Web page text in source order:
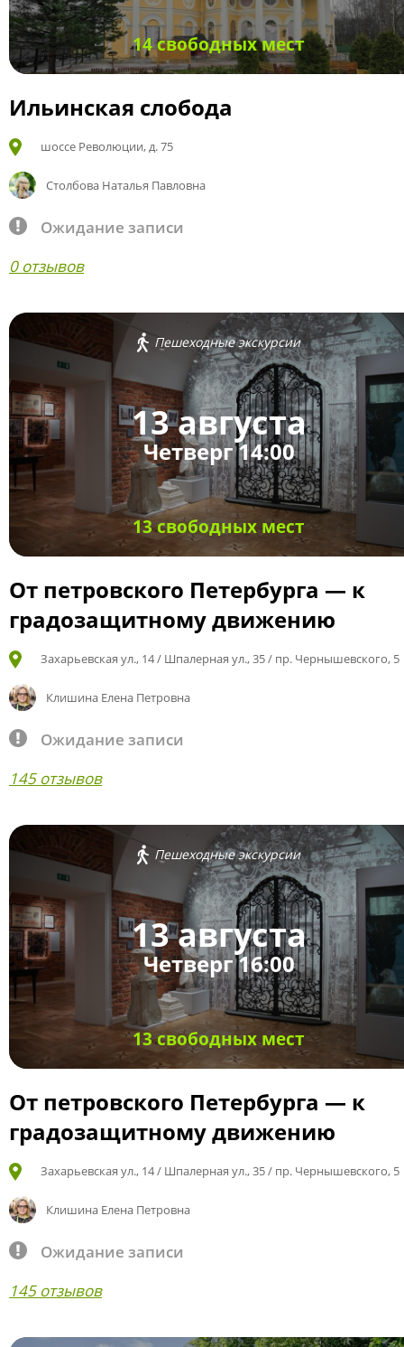
14 свободных мест
Ильинская слобода
шоссе Революции, д. 75
Столбова Наталья Павловна
Ожидание записи
0 отзывов
Пешеходные экскурсии
13 августа
Четверг 14:00
13 свободных мест
От петровского Петербурга — к
градозащитному движению
Захарьевская ул., 14 / Шпалерная ул., 35 / пр. Чернышевского, 5
Клишина Елена Петровна
Ожидание записи
145 отзывов
Пешеходные экскурсии
13 августа
Четверг 16:00
13 свободных мест
От петровского Петербурга — к
градозащитному движению
Захарьевская ул., 14 / Шпалерная ул., 35 / пр. Чернышевского, 5
Клишина Елена Петровна
Ожидание записи
145 отзывов